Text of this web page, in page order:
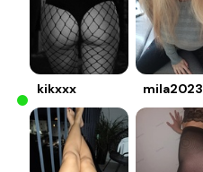
kikxxx mila2023